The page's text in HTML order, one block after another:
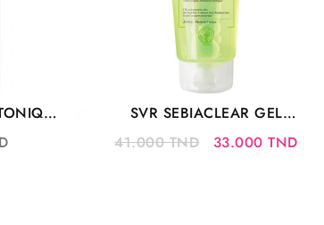
SVR SEBIACLEAR GEL
MOUSSANT 200 ML
41.000TND
Le
33.000TNDLe